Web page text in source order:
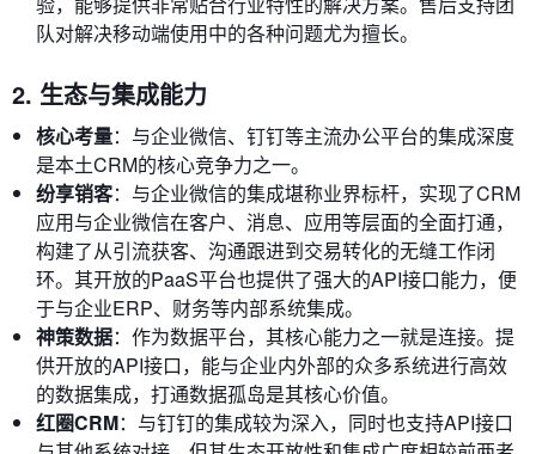
队对解决移动端使用中的各种问题尤为擅长。
2. 生态与集成能力
核心考量：与企业微信、钉钉等主流办公平台的集成深度
是本土CRM的核心竞争力之一。
纷享销客：与企业微信的集成堪称业界标杆，实现了CRM
应用与企业微信在客户、消息、应用等层面的全面打通，
构建了从引流获客、沟通跟进到交易转化的无缝工作闭
环。其开放的PaaS平台也提供了强大的API接口能力，便
于与企业ERP、财务等内部系统集成。
神策数据：作为数据平台，其核心能力之一就是连接。提
供开放的API接口，能与企业内外部的众多系统进行高效
的数据集成，打通数据孤岛是其核心价值。
红圈CRM：与钉钉的集成较为深入，同时也支持API接口